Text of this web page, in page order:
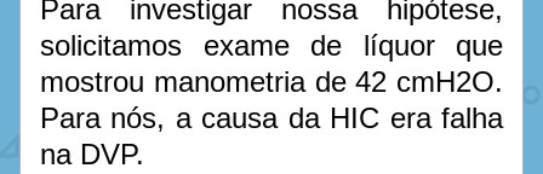
Para investigar nossa hipótese,
solicitamos exame de líquor que
mostrou manometria de 42 cmH2O.
Para nós, a causa da HIC era falha
na DVP.